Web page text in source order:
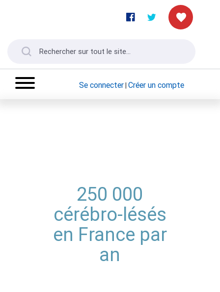
Se connecter| Créer un compte
250 000
cérébro-lésés
en France par
an